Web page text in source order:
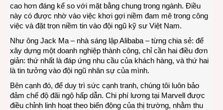
cao hơn đáng kể so với mặt bằng chung trong ngành. Điều
này có được nhờ vào việc khơi gợi niềm đam mê trong công
việc và đặt trọn niềm tin vào đội ngũ kỹ sư Việt Nam.
Như ông Jack Ma – nhà sáng lập Alibaba – từng chia sẻ: để
xây dựng một doanh nghiệp thành công, chỉ cần hai điều đơn
giản: thứ nhất là đáp ứng nhu cầu của khách hàng, và thứ hai
là tin tưởng vào đội ngũ nhân sự của mình.
Bên cạnh đó, để duy trì sức cạnh tranh, chúng tôi luôn bảo
đảm chế độ đãi ngộ hấp dẫn. Chi phí lương tại Marvell được
điều chỉnh linh hoạt theo biến động của thị trường, nhằm thu